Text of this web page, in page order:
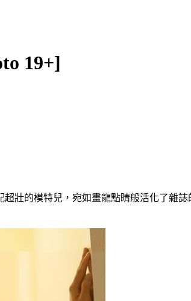
19+]
壯的模特兒，宛如畫龍點睛般活化了雜